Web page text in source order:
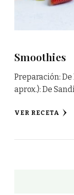
Smoothies
Preparación:
aprox.): De
VER RECETA